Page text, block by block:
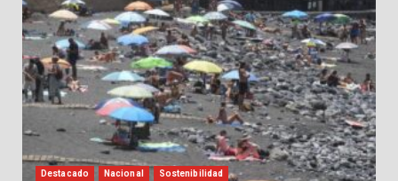
Destacado Nacional Sostenibilidad